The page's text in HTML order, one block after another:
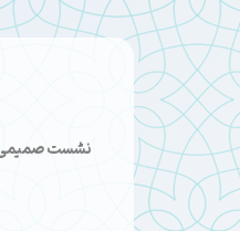
نشست صمیمی